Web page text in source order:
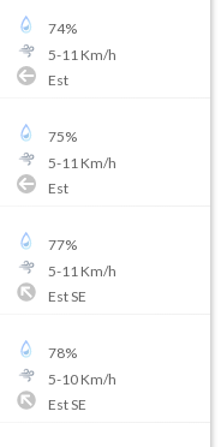
74%
5-11 Km/h
Est
75%
5-11 Km/h
Est
77%
5-11 Km/h
Est SE
78%
5-10Km/h
Est SE